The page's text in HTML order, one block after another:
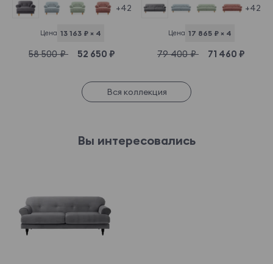
+42
Цена 13 163 ₽ × 4
58 500 ₽ 52 650 ₽
+42
Цена 17 865 ₽ × 4
79 400 ₽ 71 460 ₽
Вся коллекция
Вы интересовались